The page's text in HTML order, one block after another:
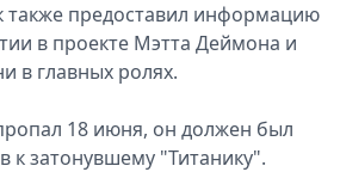
также предоставил информацию
в проекте Мэтта Деймона и
в главных ролях.
18 июня, он должен был
к затонувшему "Титанику".